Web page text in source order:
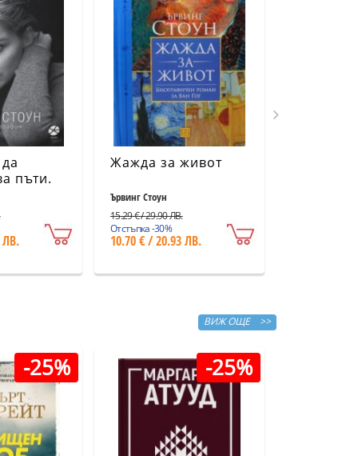
пъти.
ЛВ.
Жажда за живот
Ървинг Стоун
15.29 € / 29.90 ЛВ.
Отстъпка -30%
10.70 € / 20.93 ЛВ.
ВИЖ ОЩЕ >>
-25% -25%